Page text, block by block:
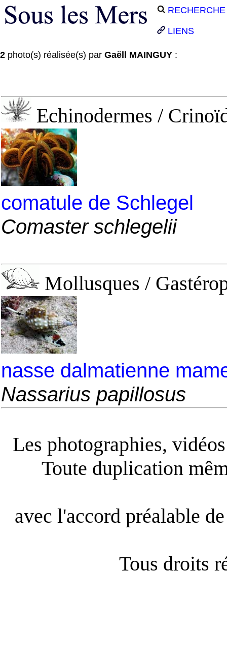
RECHERCHE
LIENS
2 photo(s) réalisée(s) par Gaëll MAINGUY :
Echinodermes /
comatule de Schlegel
Comaster schlegelii
Mollusques /
nasse dalmatienne
Nassarius papillosus
Les photographies,
Toute duplication
avec l'accord préalable
Tous droits